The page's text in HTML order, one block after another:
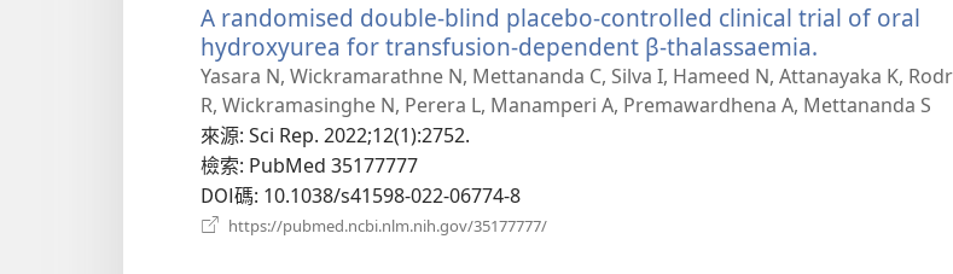
視
窗）
A randomised double-blind placebo-controlled clinical trial of oral
hydroxyurea for transfusion-dependent β-thalassaemia.
啟
新
Yasara N, Wickramarathne N, Mettananda C, Silva I, Hameed N, Attanayaka K,
R, Wickramasinghe N, Perera L, Manamperi A, Premawardhena A, Mettananda S
來源‎: Sci Rep. 2022;12(1):2752.
檢索‎: PubMed 35177777
DOI碼‎: 10.1038/s41598-022-06774-8
https://pubmed.ncbi.nlm.nih.gov/35177777/